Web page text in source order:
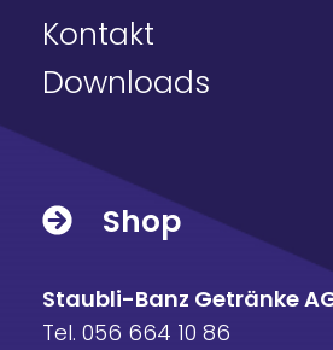
Kontakt
Downloads
Shop
Staubli-Banz Getränke
Tel. 056 664 10 86